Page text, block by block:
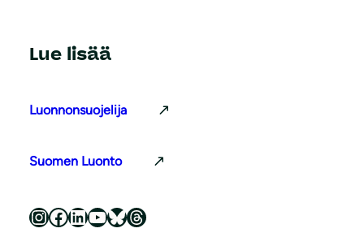
Lue lisää
Luonnonsuojelija
Suomen Luonto
Luonnonsuojeluliitto Instagramissa Luonnonsuojeluliitto Facebookissa Luonnonsuojeluliitto LinkedInissä Luonnonsuojeluliiton YouTube-kanava Luonnonsuojeluliitto Blueskyssa Luonnonsuojeluliitto Threadsissa